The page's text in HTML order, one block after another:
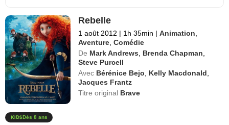
Rebelle
1 août 2012 | 1h 35min | Animation
Aventure ,Comédie
De Mark Andrews Brenda Chapman
Steve Purcell
Avec Bérénice Bejo Kelly Macdonald
Jacques Frantz
Titre original Brave
Dès 8 ans